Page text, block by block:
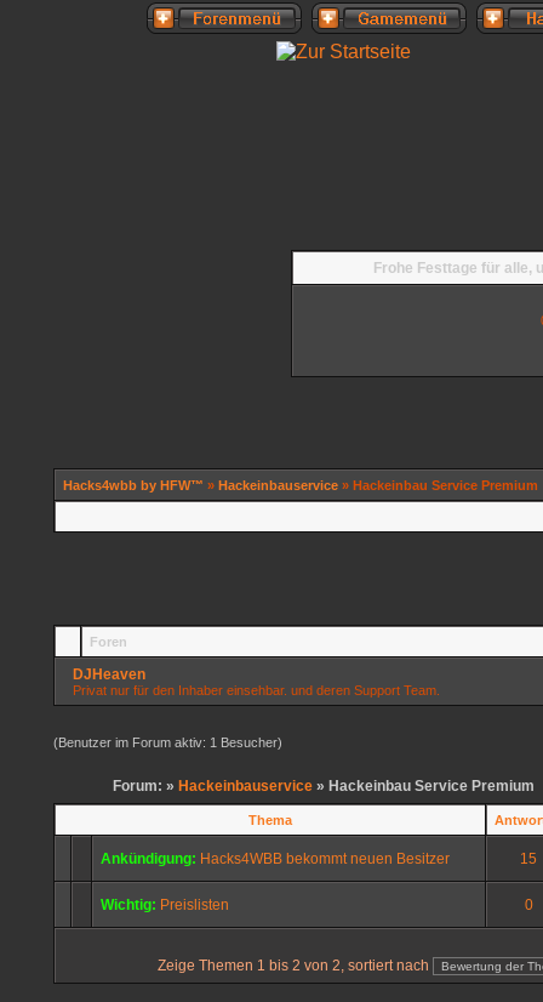
Frohe Festtage für alle,
Hacks4wbb by HFW™ » Hackeinbauservice » Hackeinbau Service Premium
Foren
DJHeaven
Privat nur für den Inhaber einsehbar. und deren Support Team.
(Benutzer im Forum aktiv: 1 Besucher)
Forum: » Hackeinbauservice » Hackeinbau Service Premium
Thema
Ankündigung: Hacks4WBB bekommt neuen Besitzer 15
Wichtig: Preislisten 0
Zeige Themen 1 bis 2 von 2, sortiert nach